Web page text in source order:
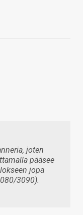
joten
pääsee
jopa
3090).